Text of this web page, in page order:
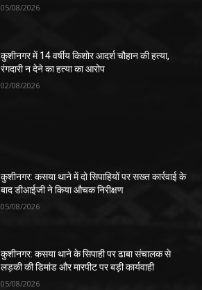
05/08/2026
कुशीनगर में 14 वर्षीय किशोर आदर्श चौहान की हत्या,
रंगदारी न देने का हत्या का आरोप
02/08/2026
कुशीनगर: कसया थाने में दो सिपाहियों पर सख्त कार्रवाई के
बाद डीआईजी ने किया औचक निरीक्षण
05/08/2026
कुशीनगर: कसया थाने के सिपाही पर ढाबा संचालक से
लड़की की डिमांड और मारपीट पर बड़ी कार्यवाही
05/08/2026